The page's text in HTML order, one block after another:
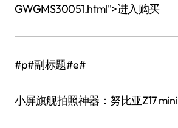
GWGMS30051.html">进入购买
#p#副标题#e#
小屏旗舰拍照神器：努比亚Z17 mini